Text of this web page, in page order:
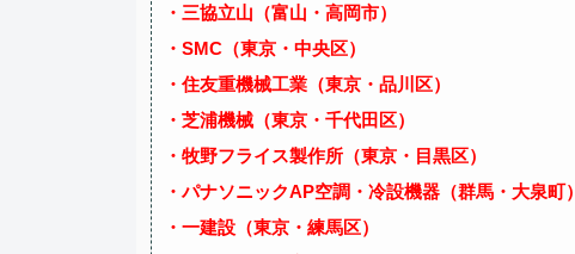
・三協立山（富山・高岡市）
・SMC（東京・中央区）
・住友重機械工業（東京・品川区）
・芝浦機械（東京・千代田区）
・牧野フライス製作所（東京・目黒区）
・パナソニックAP空調・冷設機器（群馬・大泉町）
・一建設（東京・練馬区）